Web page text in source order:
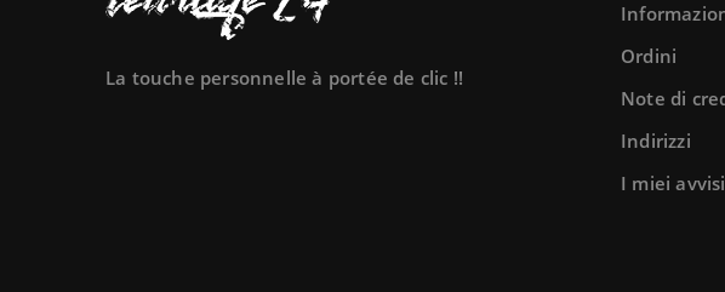
La touche personnelle à portée de clic !!
Ordini
Note di
Indirizzi
I miei avvisi